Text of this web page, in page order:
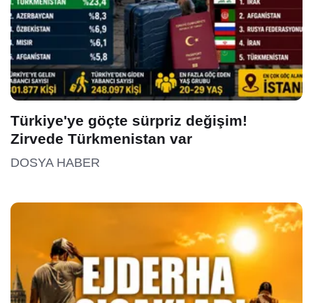
Türkiye'ye göçte sürpriz değişim!
Zirvede Türkmenistan var
DOSYA HABER